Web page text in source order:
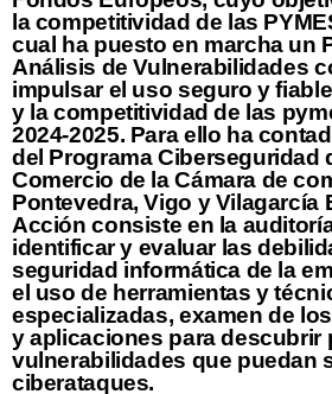
la competitividad de las
cual ha puesto en marcha un
Análisis de Vulnerabilidades
impulsar el uso seguro y
y la competitividad de las
2024-2025. Para ello ha
del Programa Ciberseguridad
Comercio de la Cámara de
Pontevedra, Vigo y Vilagarcía
Acción consiste en la
identificar y evaluar las
seguridad informática de la
el uso de herramientas y
especializadas, examen de
y aplicaciones para descubrir
vulnerabilidades que puedan
ciberataques.